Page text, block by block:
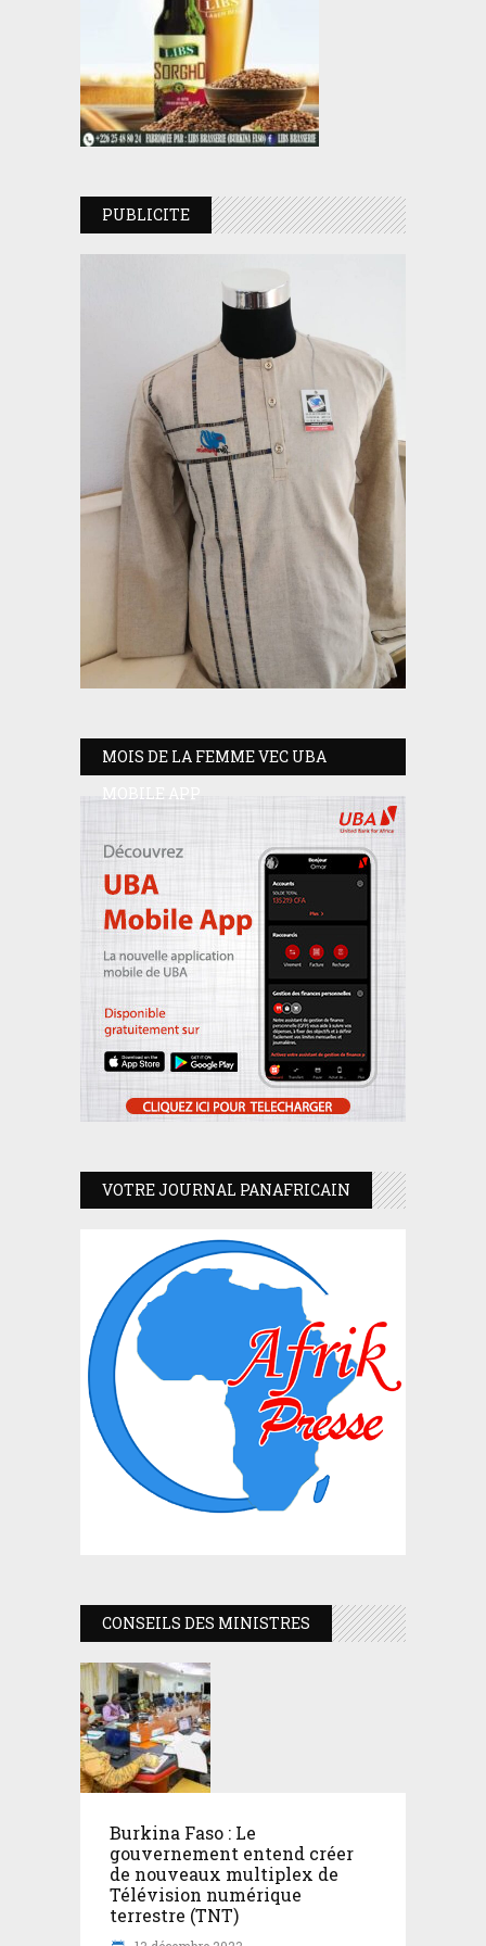
PUBLICITE
MOIS DE LA FEMME VEC UBA
MOBILE APP
VOTRE JOURNAL PANAFRICAIN
CONSEILS DES MINISTRES
Burkina Faso : Le
gouvernement entend créer
de nouveaux multiplex de
Télévision numérique
terrestre (TNT)